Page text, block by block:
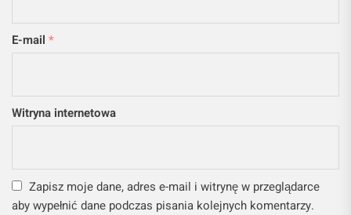
E-mail *
Witryna internetowa
Zapisz moje dane, adres e-mail i witrynę w przeglądarce
aby wypełnić dane podczas pisania kolejnych komentarzy.